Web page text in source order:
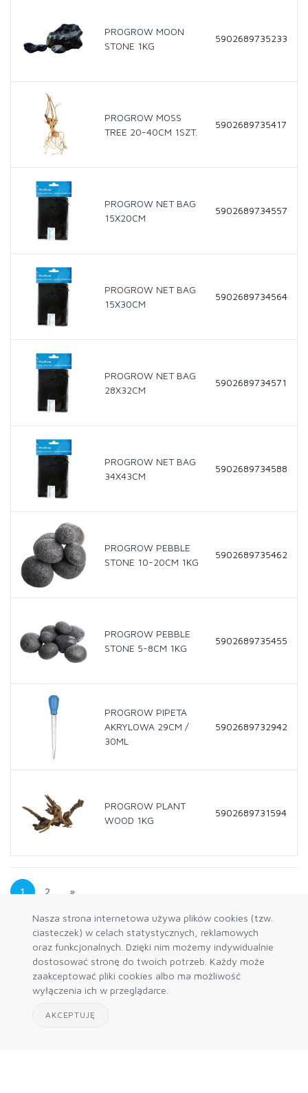
Nasza strona internetowa używa plików cookies (tzw.
ciasteczek) w celach statystycznych, reklamowych
oraz funkcjonalnych. Dzięki nim możemy indywidualnie
dostosować stronę do twoich potrzeb. Każdy może
zaakceptować pliki cookies albo ma możliwość
wyłączenia ich w przeglądarce.
AKCEPTUJĘ
PROGROW MOON
STONE 1KG
5902689735233
PROGROW MOSS
TREE 20-40CM 1SZT.
5902689735417
PROGROW NET BAG
15X20CM
5902689734557
PROGROW NET BAG
15X30CM
5902689734564
PROGROW NET BAG
28X32CM
5902689734571
PROGROW NET BAG
34X43CM
5902689734588
PROGROW PEBBLE
STONE 10-20CM 1KG
5902689735462
PROGROW PEBBLE
STONE 5-8CM 1KG
5902689735455
PROGROW PIPETA
AKRYLOWA 29CM /
30ML
5902689732942
PROGROW PLANT
WOOD 1KG
5902689731594
1 2 »